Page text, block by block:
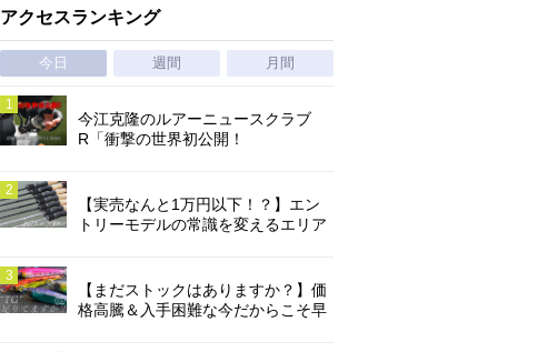
アクセスランキング
今日 週間 月間
今江克隆のルアーニュースクラブ
R「衝撃の世界初公開！
【実売なんと1万円以下！？】エン
トリーモデルの常識を変えるエリア
【まだストックはありますか？】価
格高騰＆入手困難な今だからこそ早